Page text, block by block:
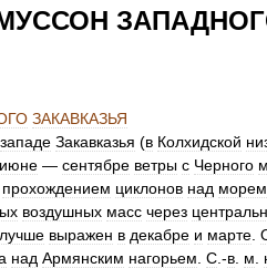
ЗАКАВКАЗЬЯ
западе Закавказья (в Колхидской
июне — сентябре ветры с Черного
прохождением циклонов над морем
воздушных масс через
лучше выражен в декабре и марте
над Армянским нагорьем С .-в м